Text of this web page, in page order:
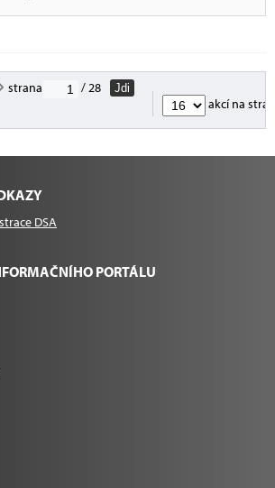
strana / 28
Jdi
akcí na
DSA
PORTÁLU